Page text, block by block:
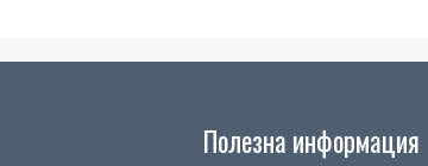
Полезна информация